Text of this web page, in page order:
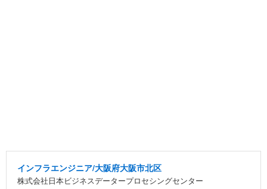
インフラエンジニア/大阪府大阪市北区
株式会社日本ビジネスデータープロセシングセンター